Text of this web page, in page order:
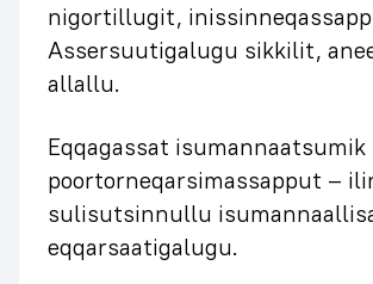
nigortillugit,
Assersuutigalugu sikkilit,
allallu.
Eqqagassat isumannaatsumik
poortorneqarsimassapput –
sulisutsinnullu
eqqarsaatigalugu.